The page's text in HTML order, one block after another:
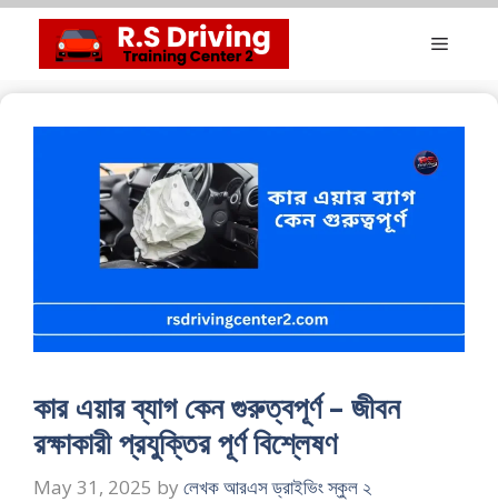
content
Menu
কার এয়ার ব্যাগ কেন গুরুত্বপূর্ণ – জীবন
রক্ষাকারী প্রযুক্তির পূর্ণ বিশ্লেষণ
May 31, 2025 by লেখক আরএস ড্রাইভিং স্কুল ২